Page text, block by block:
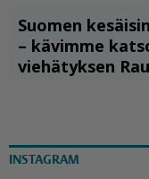
INSTAGRAM